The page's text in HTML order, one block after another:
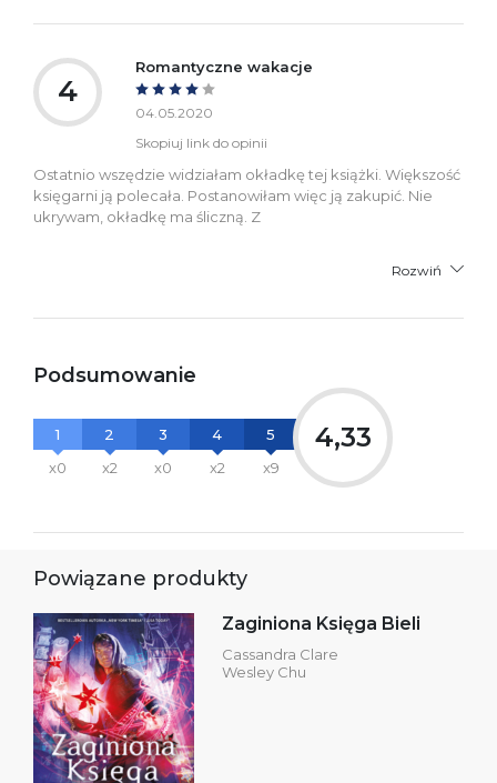
4
Romantyczne wakacje
04.05.2020
Skopiuj link do opinii
Ostatnio wszędzie widziałam okładkę tej książki. Większość
księgarni ją polecała. Postanowiłam więc ją zakupić. Nie
ukrywam, okładkę ma śliczną. Z
Rozwiń
Podsumowanie
1
x0
2
x2
3
x0
4
x2
5
x9
4,33
Powiązane produkty
Zaginiona Księga Bieli
Cassandra Clare
Wesley Chu